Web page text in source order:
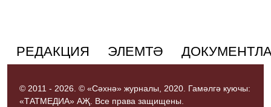
РЕДАКЦИЯ ЭЛЕМТӘ
© 2011 - 2026. © «Сәхнә» журналы, 2020. Гамәлгә куючы:
«ТАТМЕДИА» АҖ. Все права защищены.